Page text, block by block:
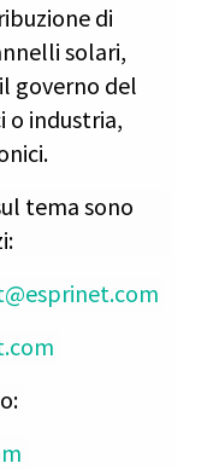
di
solari,
governo del
o industria,
tema sono